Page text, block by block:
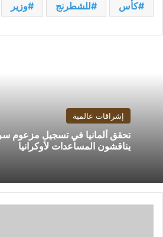
كأس للشطرنج وزير
إشراقات عالمية
تحقق ألمانيا في تسجيل مزعوم
يناقشون المساعدات لأوكرانيا